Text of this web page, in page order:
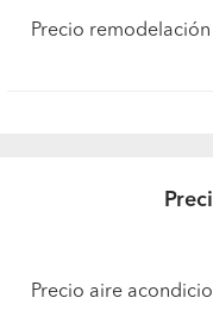
Precio
Precio aire